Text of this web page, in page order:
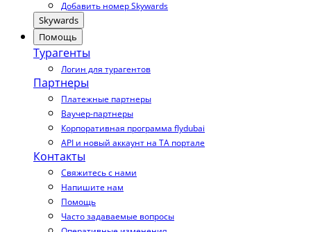
Добавить номер Skywards
Skywards
Помощь
Турагенты
Логин для турагентов
Партнеры
Платежные партнеры
Ваучер-партнеры
Корпоративная программа flydubai
API и новый аккаунт на TA портале
Контакты
Свяжитесь с нами
Напишите нам
Помощь
Часто задаваемые вопросы